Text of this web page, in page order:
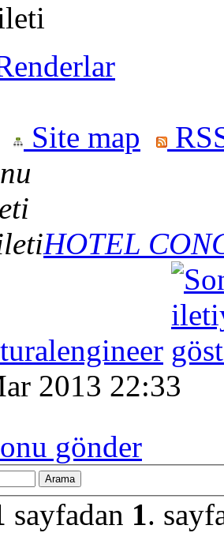
Site map
HOTEL
2013 22:33
gönder
sayfadan 1 .